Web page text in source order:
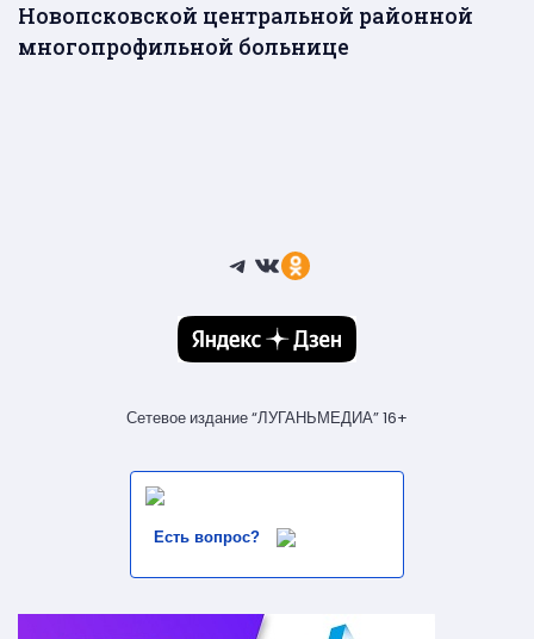
Новопсковской центральной районной
многопрофильной больнице
Telegram
ВКонтакте
Ссылка
Сетевое издание “ЛУГАНЬМЕДИА” 16+
Есть вопрос?